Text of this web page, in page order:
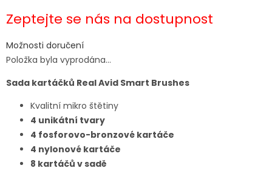
cena:
Zeptejte se nás na dostupnost
Možnosti doručení
Položka byla vyprodána…
Sada kartáčků Real Avid Smart Brushes
Kvalitní mikro štětiny
4 unikátní tvary
4 fosforovo-bronzové kartáče
4 nylonové kartáče
8 kartáčů v sadě